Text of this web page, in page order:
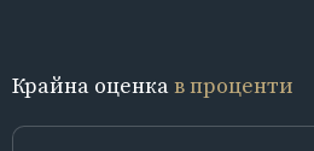
Крайна оценкав проценти